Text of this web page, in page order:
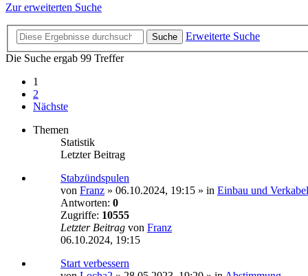
Zur erweiterten Suche
Suche
Erweiterte Suche
Die Suche ergab 99 Treffer
1
2
Nächste
Themen
Statistik
Letzter Beitrag
Stabzündspulen
von Franz » 06.10.2024, 19:15 » in Einbau und
Antworten: 0
Zugriffe: 10555
Letzter Beitrag von Franz
06.10.2024, 19:15
Start verbessern